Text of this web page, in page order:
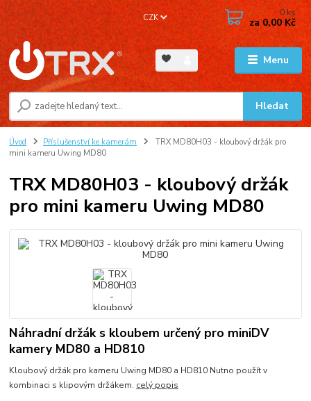
Menu
CZK
Hledat
0ks
za0,00 Kč
Úvod Příslušenství ke kamerám
TRX MD80H03 - kloubový držák pro
mini kameru Uwing MD80
TRX MD80H03 - kloubový držák
pro mini kameru Uwing MD80
Náhradní držák s kloubem určený pro miniDV
kamery MD80 a HD810
Kloubový držák pro kameru Uwing MD80 a HD810 Nutno použít v
kombinaci s klipovým držákem. celý popis